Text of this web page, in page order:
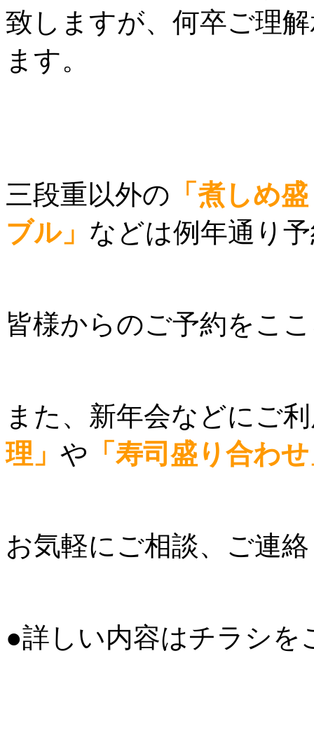
致しますが、何卒ご理
ます。
三段重以外の 「煮しめ
ブル」 などは例年通り
皆様からのご予約をこ
また、新年会などにご
理」 や 「寿司盛り合わ
お気軽にご相談、ご連
●詳しい内容はチラシを